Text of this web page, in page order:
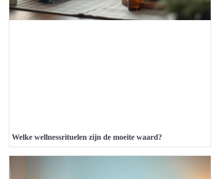
Welke wellnessrituelen zijn de moeite waard?